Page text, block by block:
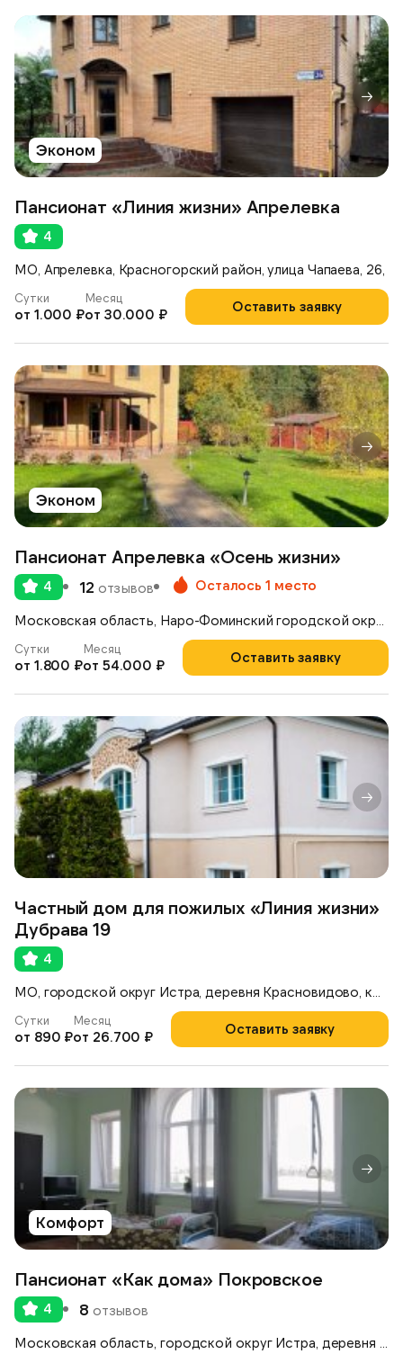
Эконом
Пансионат «Линия жизни» Апрелевка
4
МО, Апрелевка, Красногорский район, улица Чапаева, 26,
Оставить заявку
Сутки
от 1.000 ₽
Месяц
от 30.000 ₽
Эконом
Пансионат Апрелевка «Осень жизни»
4 12 отзывов Осталось 1 место
Оставить заявку
Сутки
от 1.800 ₽
Месяц
от 54.000 ₽
Частный дом для пожилых «Линия жизни»
Дубрава 19
4
Оставить заявку
Сутки
от 890 ₽
Месяц
от 26.700 ₽
Комфорт
Пансионат «Как дома» Покровское
4 8 отзывов